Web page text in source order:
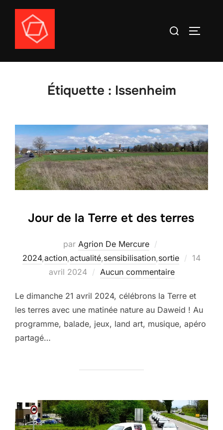
Aller
contenu
Rechercher :
Étiquette : Issenheim
Jour de la Terre et des terres
par Agrion De Mercure
2024,action,actualité,sensibilisation,sortie
Publié
14
avril 2024
Aucun commentaire
Le dimanche 21 avril 2024, célébrons la Terre et
les terres avec une matinée nature au Daweid ! Au
programme, balade, jeux, land art, musique, apéro
partagé…